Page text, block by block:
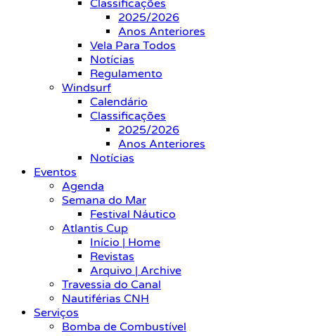
Classificações
2025/2026
Anos Anteriores
Vela Para Todos
Notícias
Regulamento
Windsurf
Calendário
Classificações
2025/2026
Anos Anteriores
Notícias
Eventos
Agenda
Semana do Mar
Festival Náutico
Atlantis Cup
Início | Home
Revistas
Arquivo | Archive
Travessia do Canal
Nautiférias CNH
Serviços
Bomba de Combustível